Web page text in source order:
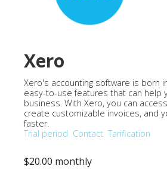
Xero
Xero's accounting software is born
easy-to-use features that can help
business. With Xero, you can
create customizable invoices, and
faster.
Trial period Contact Tarification
$20.00 monthly